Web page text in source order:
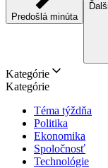
Predošlá minúta
Kategórie
Kategórie
Téma týždňa
Politika
Ekonomika
Spoločnosť
Technológie